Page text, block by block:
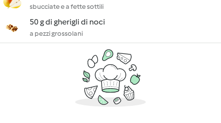
sbucciate e a fette sottili
50 g di gherigli di noci
a pezzi grossolani